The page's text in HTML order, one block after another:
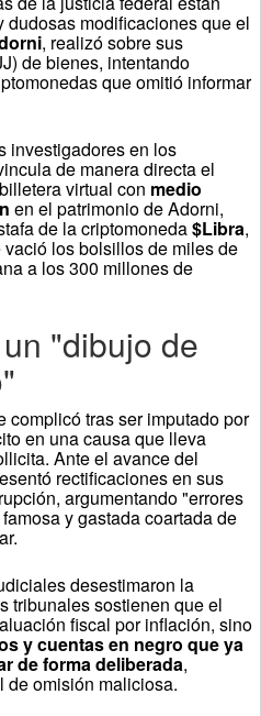
dudosas modificaciones que el
, realizó sobre sus
de bienes, intentando
que omitió informar
investigadores en los
de manera directa el
virtual con medio
en el patrimonio de Adorni,
de la criptomoneda$Libra,
los bolsillos de miles de
a los 300 millones de
"dibujo de
complicó tras ser imputado por
en una causa que lleva
Ante el avance del
rectificaciones en sus
argumentando "errores
y gastada coartada de
desestimaron la
tribunales sostienen que el
fiscal por inflación, sino
y cuentas en negro que ya
de forma deliberada,
de omisión maliciosa.